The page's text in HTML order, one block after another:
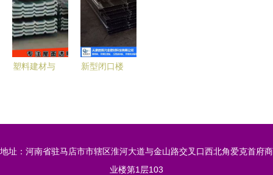
厂家解析
量效果图与
工程图解析
塑料建材与
新型闭口楼
场升级
地址：河南省驻马店市市辖区淮河大道与金山路交叉口西北角爱克首府商
业楼第1层103